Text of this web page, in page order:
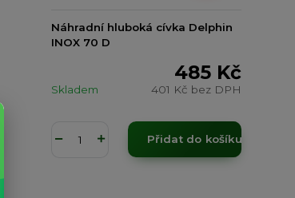
Náhradní hluboká cívka Delphin
INOX 70 D
485 Kč
401 Kč bez DPH
Skladem
Přidat do košíku